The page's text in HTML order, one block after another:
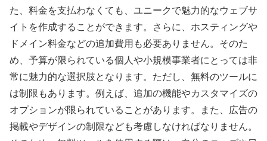
た、料金を支払わなくても、ユニークで魅力的なウェブサ
イトを作成することができます。さらに、ホスティングや
ドメイン料金などの追加費用も必要ありません。そのた
め、予算が限られている個人や小規模事業者にとっては非
常に魅力的な選択肢となります。ただし、無料のツールに
は制限もあります。例えば、追加の機能やカスタマイズの
オプションが限られていることがあります。また、広告の
掲載やデザインの制限なども考慮しなければなりません。